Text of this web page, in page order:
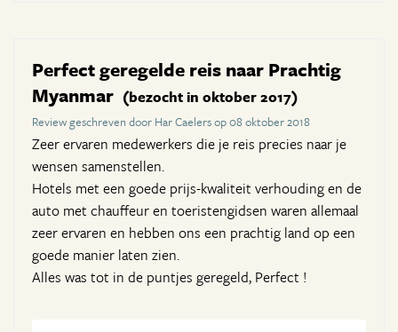
Perfect geregelde reis naar Prachtig
Myanmar (bezocht in oktober 2017)
Review geschreven door Har Caelers op 08 oktober 2018
Zeer ervaren medewerkers die je reis precies naar je
wensen samenstellen.
Hotels met een goede prijs-kwaliteit verhouding en de
auto met chauffeur en toeristengidsen waren allemaal
zeer ervaren en hebben ons een prachtig land op een
goede manier laten zien.
Alles was tot in de puntjes geregeld, Perfect !